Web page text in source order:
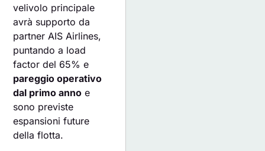
velivolo principale
avrà supporto da
partner AIS Airlines,
puntando a load
factor del 65% e
pareggio operativo
dal primo anno e
sono previste
espansioni future
della flotta.